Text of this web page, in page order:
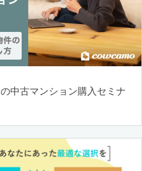
中古マンション購入セミナ